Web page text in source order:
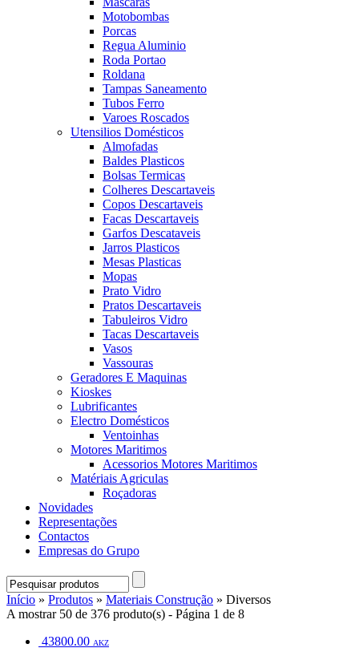
Motobombas
Porcas
Regua Aluminio
Roda Portao
Roldana
Tampas Saneamento
Tubos Ferro
Varoes Roscados
Utensilios Domésticos
Almofadas
Baldes Plasticos
Bolsas Termicas
Colheres Descartaveis
Copos Descartaveis
Facas Descartaveis
Garfos Descataveis
Jarros Plasticos
Mesas Plasticas
Mopas
Prato Vidro
Pratos Descartaveis
Tabuleiros Vidro
Tacas Descartaveis
Vasos
Vassouras
Geradores E Maquinas
Kioskes
Lubrificantes
Electro Domésticos
Ventoinhas
Motores Maritimos
Acessorios Motores Maritimos
Matériais Agriculas
Roçadoras
Novidades
Representações
Contactos
Empresas do Grupo
Início » Produtos » Materiais Construção » Diversos
A mostrar 50 de 376 produto(s) - Página 1 de 8
43800.00 AKZ